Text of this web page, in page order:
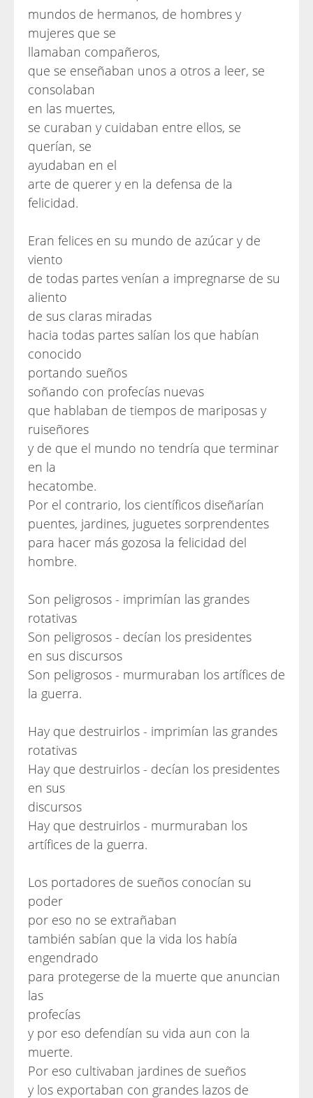
mundos de hermanos, de hombres y
mujeres que se
llamaban compañeros,
que se enseñaban unos a otros a leer, se
consolaban
en las muertes,
se curaban y cuidaban entre ellos, se
querían, se
ayudaban en el
arte de querer y en la defensa de la
felicidad.
Eran felices en su mundo de azúcar y de
viento
de todas partes venían a impregnarse de su
aliento
de sus claras miradas
hacia todas partes salían los que habían
conocido
portando sueños
soñando con profecías nuevas
que hablaban de tiempos de mariposas y
ruiseñores
y de que el mundo no tendría que terminar
en la
hecatombe.
Por el contrario, los científicos diseñarían
puentes, jardines, juguetes sorprendentes
para hacer más gozosa la felicidad del
hombre.
Son peligrosos - imprimían las grandes
rotativas
Son peligrosos - decían los presidentes
en sus discursos
Son peligrosos - murmuraban los artífices de
la guerra.
Hay que destruirlos - imprimían las grandes
rotativas
Hay que destruirlos - decían los presidentes
en sus
discursos
Hay que destruirlos - murmuraban los
artífices de la guerra.
Los portadores de sueños conocían su
poder
por eso no se extrañaban
también sabían que la vida los había
engendrado
para protegerse de la muerte que anuncian
las
profecías
y por eso defendían su vida aun con la
muerte.
Por eso cultivaban jardines de sueños
y los exportaban con grandes lazos de